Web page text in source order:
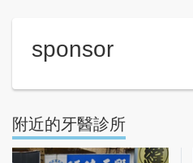
sponsor
附近的牙醫診所